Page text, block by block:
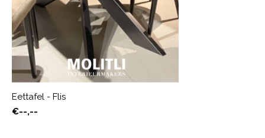
Eettafel - Flis
€--,--